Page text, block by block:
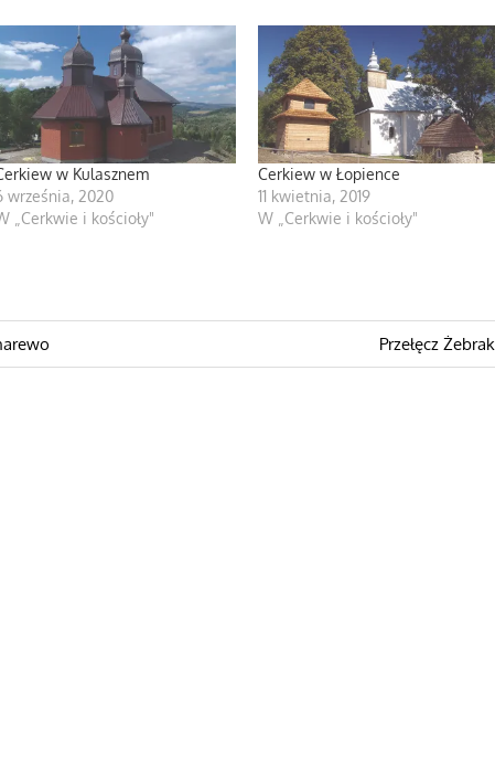
w Kulasznem
września, 2020
„Cerkwie i kościoły"
Cerkiew w Łopience
11 kwietnia, 2019
W „Cerkwie i kościoły"
Następny
wpis
Przełęcz Żebrak